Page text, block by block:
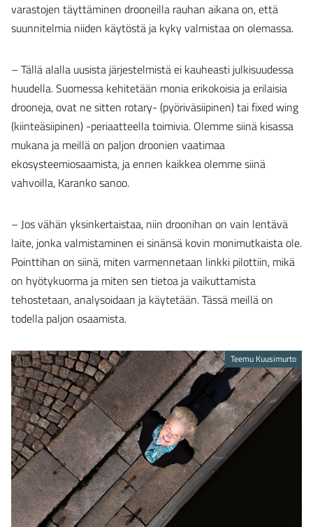
varastojen täyttäminen drooneilla rauhan aikana on, että
suunnitelmia niiden käytöstä ja kyky valmistaa on olemassa.
– Tällä alalla uusista järjestelmistä ei kauheasti julkisuudessa
huudella. Suomessa kehitetään monia erikokoisia ja erilaisia
drooneja, ovat ne sitten rotary- (pyöriväsiipinen) tai fixed wing
(kiinteäsiipinen) -periaatteella toimivia. Olemme siinä kisassa
mukana ja meillä on paljon droonien vaatimaa
ekosysteemiosaamista, ja ennen kaikkea olemme siinä
vahvoilla, Karanko sanoo.
– Jos vähän yksinkertaistaa, niin droonihan on vain lentävä
laite, jonka valmistaminen ei sinänsä kovin monimutkaista ole.
Pointtihan on siinä, miten varmennetaan linkki pilottiin, mikä
on hyötykuorma ja miten sen tietoa ja vaikuttamista
tehostetaan, analysoidaan ja käytetään. Tässä meillä on
todella paljon osaamista.
Teemu Kuusimurto